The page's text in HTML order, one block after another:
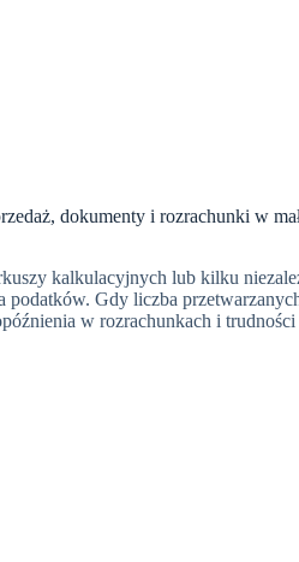
dokumenty i rozrachunki w
kalkulacyjnych lub kilku
Gdy liczba
w rozrachunkach i